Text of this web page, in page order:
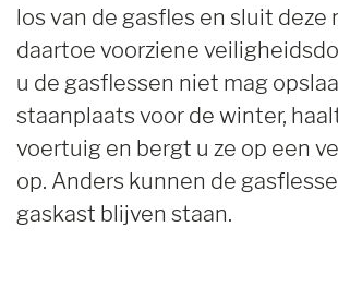
los van de gasfles en sluit deze
daartoe voorziene
u de gasflessen niet mag
staanplaats voor de winter,
voertuig en bergt u ze op een
op. Anders kunnen de
gaskast blijven staan.